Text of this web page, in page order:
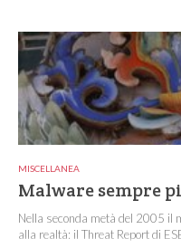
MISCELLANEA
Malware sempre
Nella seconda metà del 2005 il
alla realtà: il Threat Report di